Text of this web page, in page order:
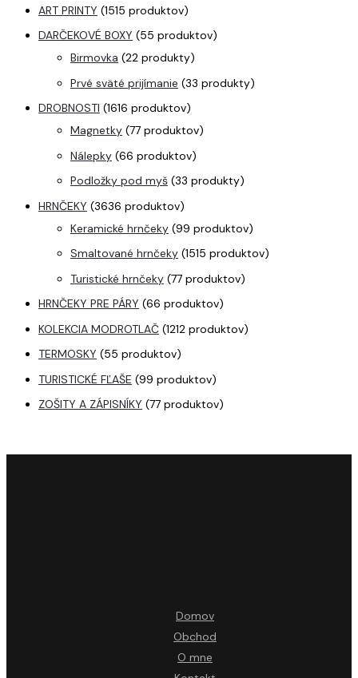
ART PRINTY 1515 produktov
DARČEKOVÉ BOXY
55 produktov
Birmovka 22 produkty
Prvé sväté prijímanie 33 produkty
DROBNOSTI 1616 produktov
Magnetky 77 produktov
Nálepky 66 produktov
Podložky pod myš 33 produkty
HRNČEKY 3636 produktov
Keramické hrnčeky 99 produktov
Smaltované hrnčeky 1515 produktov
Turistické hrnčeky 77 produktov
HRNČEKY PRE PÁRY 66 produktov
KOLEKCIA MODROTLAČ 1212 produktov
TERMOSKY
55 produktov
TURISTICKÉ FĽAŠE 99 produktov
ZOŠITY A ZÁPISNÍKY 77 produktov
Domov
Obchod
O mne